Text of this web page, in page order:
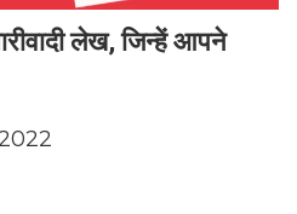
लेख, जिन्हें आपने